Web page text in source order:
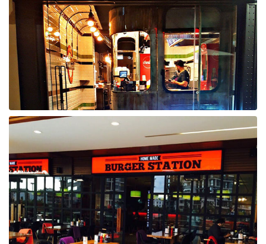
Raf ve Depo Sistemleri
Reklam - Tanıtım - PR ve İnternet
Seyahat - Rent A Car
Tabela - Dijital Baskı